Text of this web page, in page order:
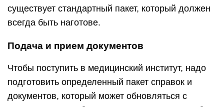
существует стандартный пакет, который должен
всегда быть наготове.
Подача и прием документов
Чтобы поступить в медицинский институт, надо
подготовить определенный пакет справок и
документов, который может обновляться с